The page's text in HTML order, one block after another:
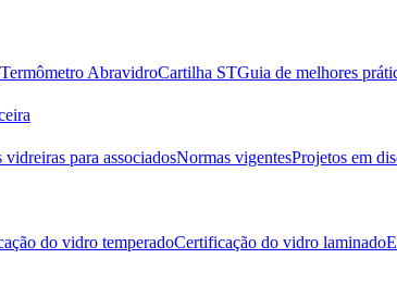
Termômetro AbravidroCartilha STGuia de melhores
vidreiras para associadosNormas vigentesProjetos em
do vidro temperadoCertificação do vidro laminado